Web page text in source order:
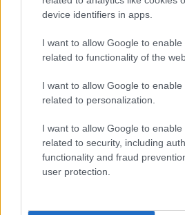
device identifiers in apps.
I want to allow Google to enable
related to functionality of the
I want to allow Google to enable
related to personalization.
I want to allow Google to enable
related to security, including
functionality and fraud
user protection.
van kiút. (Moyes: Áradó fény) A
feladatot jelentették számára, a
könyvekben a szavak